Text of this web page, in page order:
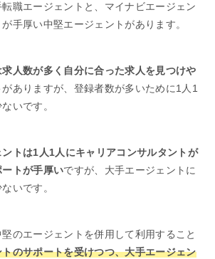
職エージェントと、マイナビエージェン
手厚い中堅エージェントがあります。
人数が多く自分に合った求人を見つけや
がありますが、登録者数が多いために1人1
いです。
トは1人1人にキャリアコンサルタントが
トが手厚いですが、大手エージェントに
いです。
のエージェントを併用して利用すること
のサポートを受けつつ、大手エージェン